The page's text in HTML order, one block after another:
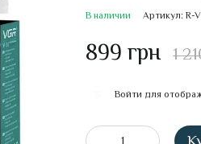
В наличии Артикул: R-
899 грн 1
Войти для